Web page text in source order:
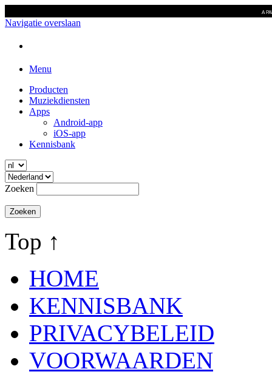
A
Navigatie overslaan
Menu
Producten
Muziekdiensten
Apps
Android-app
iOS-app
Kennisbank
Zoeken
Top ↑
HOME
KENNISBANK
PRIVACYBELEID
VOORWAARDEN